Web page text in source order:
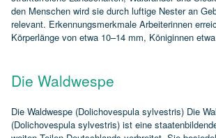
den Menschen wird sie durch luftige Nester an
relevant. Erkennungsmerkmale Arbeiterinnen
Körperlänge von etwa 10–14 mm, Königinnen
Die Waldwespe
Die Waldwespe (Dolichovespula sylvestris) Die
(Dolichovespula sylvestris) ist eine